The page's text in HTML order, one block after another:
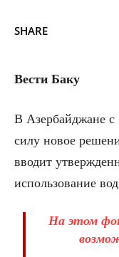
SHARE
Вести Баку
В Азербайджане с
силу новое
вводит
использование
На этом